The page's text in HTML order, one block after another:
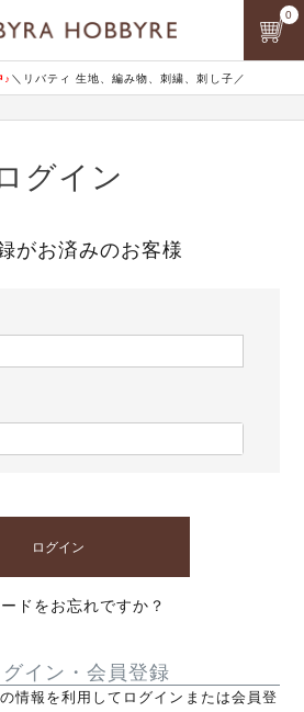
♪ ＼リバティ 生地、編み物、刺繍、刺し子／
0
グイン
がお済みのお客様
ログイン
ドをお忘れですか？
イン・会員登録
情報を利用してログインまたは会員登